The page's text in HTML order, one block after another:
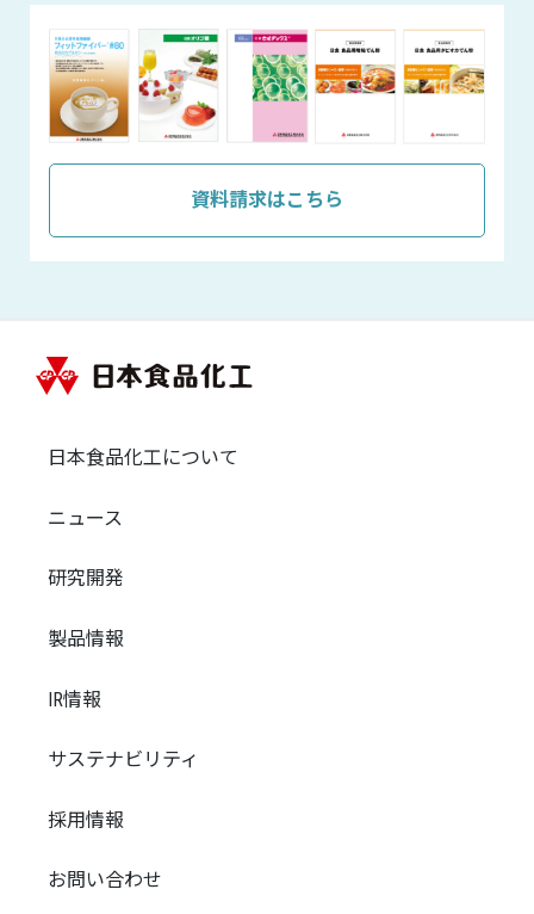
資料請求はこちら
日本食品化工について
ニュース
研究開発
製品情報
IR情報
サステナビリティ
採用情報
お問い合わせ